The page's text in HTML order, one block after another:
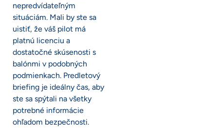
nepredvídateľným
situáciám. Mali by ste sa
uistiť, že váš pilot má
platnú licenciu a
dostatočné skúsenosti s
balónmi v podobných
podmienkach. Predletový
briefing je ideálny čas, aby
ste sa spýtali na všetky
potrebné informácie
ohľadom bezpečnosti.